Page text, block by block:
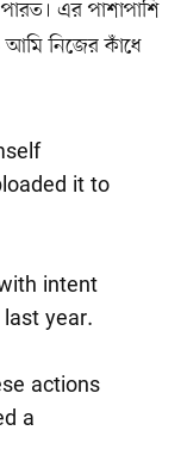
এর পাশাপাশি
আমি নিজের কাঁধে
it to
intent
year.
actions
a